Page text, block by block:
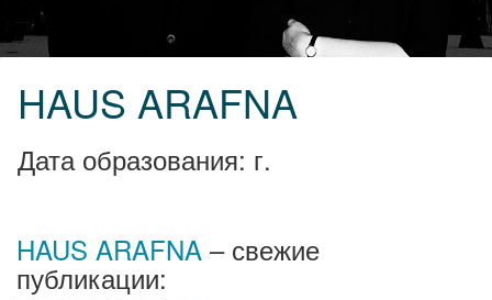
HAUS ARAFNA
Дата образования: г.
HAUS ARAFNA – свежие
публикации: